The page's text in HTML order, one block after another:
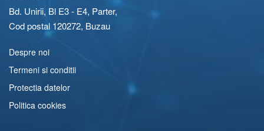
Bd. Unirii, Bl E3 - E4, Parter,
Cod postal 120272, Buzau
Despre noi
Termeni si conditii
Protectia datelor
Politica cookies